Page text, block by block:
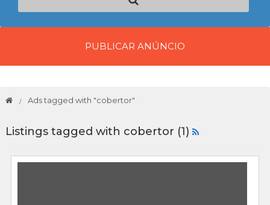
PUBLICAR ANÚNCIO
Ads tagged with "cobertor"
Listings tagged with cobertor (1)